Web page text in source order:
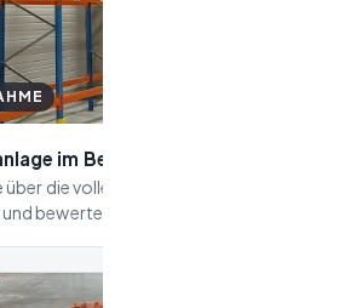
im Bestand
die volle Hallenlänge, vor der
bewertet.